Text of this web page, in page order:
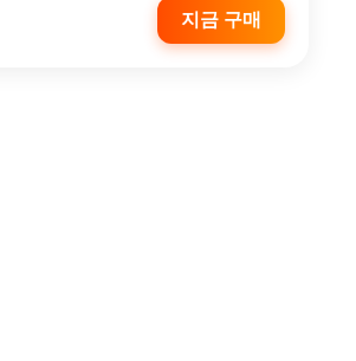
지금 구매